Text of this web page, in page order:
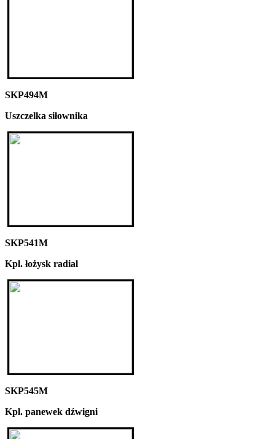
SKP494M
Uszczelka siłownika
SKP541M
Kpl. łożysk radial
SKP545M
Kpl. panewek dźwigni